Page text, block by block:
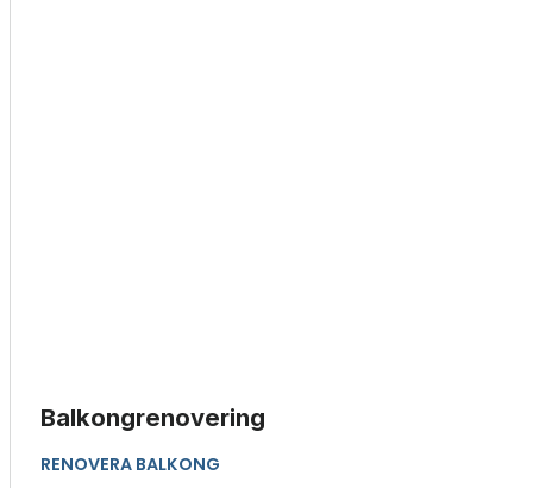
Balkongrenovering
RENOVERA BALKONG